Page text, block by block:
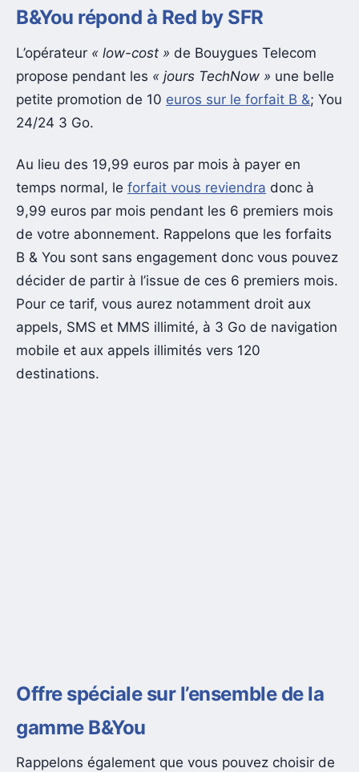
B&You répond à Red by SFR
L’opérateur « low-cost » de Bouygues Telecom
propose pendant les « jours TechNow » une belle
petite promotion de 10 euros sur le forfait B &; You
24/24 3 Go.
Au lieu des 19,99 euros par mois à payer en
temps normal, le forfait vous reviendra donc à
9,99 euros par mois pendant les 6 premiers mois
de votre abonnement. Rappelons que les forfaits
B & You sont sans engagement donc vous pouvez
décider de partir à l’issue de ces 6 premiers mois.
Pour ce tarif, vous aurez notamment droit aux
appels, SMS et MMS illimité, à 3 Go de navigation
mobile et aux appels illimités vers 120
destinations.
Offre spéciale sur l’ensemble de la
gamme B&You
Rappelons également que vous pouvez choisir de